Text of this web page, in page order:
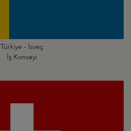
Türkiye - İsveç
İş Konseyi